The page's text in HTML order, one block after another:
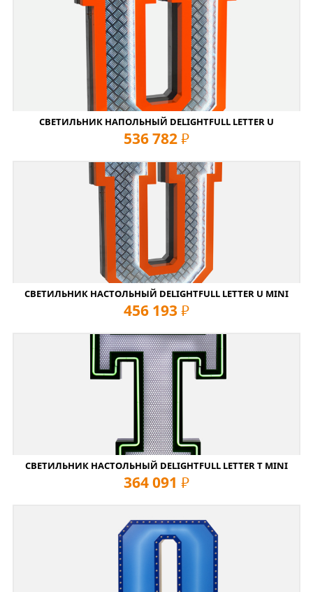
СВЕТИЛЬНИК НАПОЛЬНЫЙ DELIGHTFULL LETTER U
536 782 руб
СВЕТИЛЬНИК НАСТОЛЬНЫЙ DELIGHTFULL LETTER U MINI
456 193 руб
СВЕТИЛЬНИК НАСТОЛЬНЫЙ DELIGHTFULL LETTER T MINI
364 091 руб